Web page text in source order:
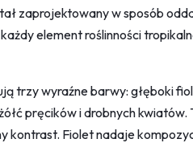
zaprojektowany w sposób
element roślinności
trzy wyraźne barwy: głęboki
pręcików i drobnych kwiatów.
kontrast. Fiolet nadaje